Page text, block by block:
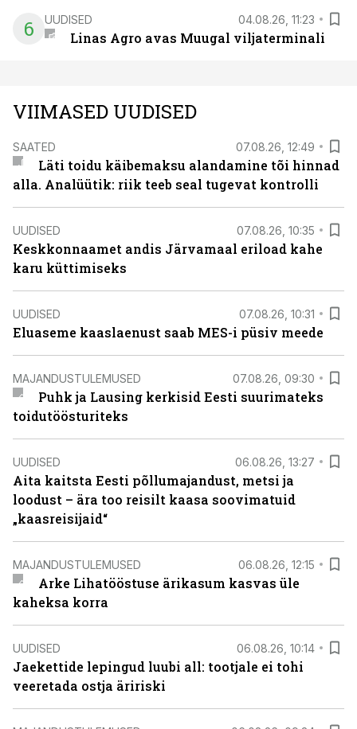
6 UUDISED 04.08.26, 11:23
Linas Agro avas Muugal viljaterminali
VIIMASED UUDISED
SAATED 07.08.26, 12:49
Läti toidu käibemaksu alandamine tõi hinnad
alla. Analüütik: riik teeb seal tugevat kontrolli
UUDISED 07.08.26, 10:35
Keskkonnaamet andis Järvamaal eriload kahe
karu küttimiseks
UUDISED 07.08.26, 10:31
Eluaseme kaaslaenust saab MES-i püsiv meede
MAJANDUSTULEMUSED 07.08.26, 09:30
Puhk ja Lausing kerkisid Eesti suurimateks
toidutöösturiteks
UUDISED 06.08.26, 13:27
Aita kaitsta Eesti põllumajandust, metsi ja
loodust – ära too reisilt kaasa soovimatuid
„kaasreisijaid“
MAJANDUSTULEMUSED 06.08.26, 12:15
Arke Lihatööstuse ärikasum kasvas üle
kaheksa korra
UUDISED 06.08.26, 10:14
Jaekettide lepingud luubi all: tootjale ei tohi
veeretada ostja äririski